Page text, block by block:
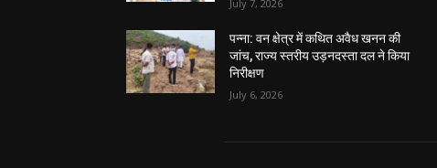
July 7, 2026
पन्ना: वन क्षेत्र में कथित अवैध खनन की
जांच, राज्य स्तरीय उड़नदस्ता दल ने किया
निरीक्षण
July 6, 2026